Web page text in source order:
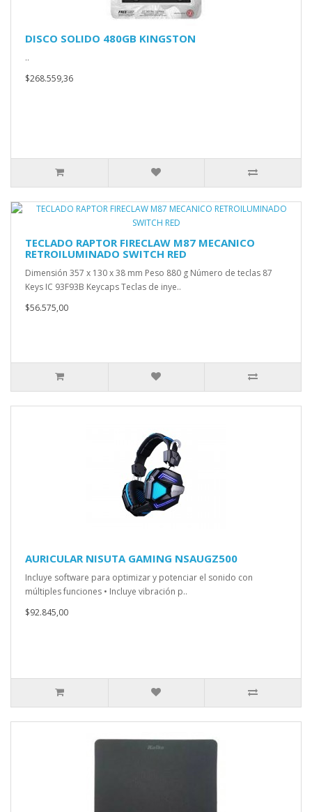
DISCO SOLIDO 480GB KINGSTON
..
$268.559,36
TECLADO RAPTOR FIRECLAW M87 MECANICO
RETROILUMINADO SWITCH RED
Dimensión 357 x 130 x 38 mm Peso 880 g Número de teclas 87
Keys IC 93F93B Keycaps Teclas de inye..
$56.575,00
AURICULAR NISUTA GAMING NSAUGZ500
Incluye software para optimizar y potenciar el sonido con
múltiples funciones • Incluye vibración p..
$92.845,00